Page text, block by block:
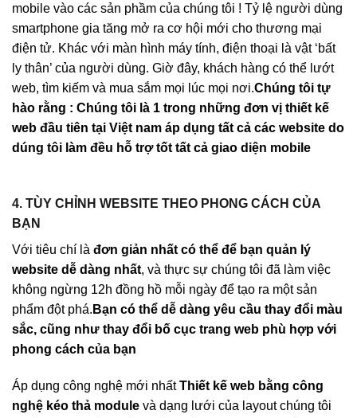
mobile vào các sản phầm của chúng tôi ! Tỷ lệ người dùng
smartphone gia tăng mở ra cơ hội mới cho thương mại
điện tử. Khác với màn hình máy tính, điện thoại là vật ‘bất
ly thân’ của người dùng. Giờ đây, khách hàng có thể lướt
web, tìm kiếm và mua sắm mọi lúc mọi nơi.Chúng tôi tự
hào rằng : Chúng tôi là 1 trong những đơn vị thiết kế
web đầu tiên tại Việt nam áp dụng tất cả các website do
dúng tôi làm đều hỗ trợ tốt tất cả giao diện mobile
4. TÙY CHỈNH WEBSITE THEO PHONG CÁCH CỦA
BẠN
Với tiêu chí là đơn giản nhất có thể để bạn quản lý
website dễ dàng nhất, và thực sự chúng tôi đã làm việc
không ngừng 12h đồng hồ mỗi ngày để tạo ra một sản
phẩm đột phá. Bạn có thể dễ dàng yêu cầu thay đổi màu
sắc, cũng như thay đổi bố cục trang web phù hợp với
phong cách của bạn
Áp dụng công nghệ mới nhấtThiết kế web bằng công
nghệ kéo thả module và dạng lưới của layout chúng tôi